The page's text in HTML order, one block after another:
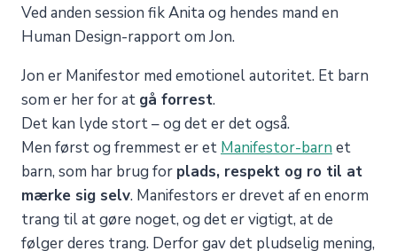
Ved anden session fik Anita og hendes mand en
Human Design-rapport om Jon.
Jon er Manifestor med emotionel autoritet. Et barn
som er her for at gå forrest.
Det kan lyde stort – og det er det også.
Men først og fremmest er et Manifestor-barn et
barn, som har brug for plads, respekt og ro til at
mærke sig selv. Manifestors er drevet af en enorm
trang til at gøre noget, og det er vigtigt, at de
følger deres trang. Derfor gav det pludselig mening,